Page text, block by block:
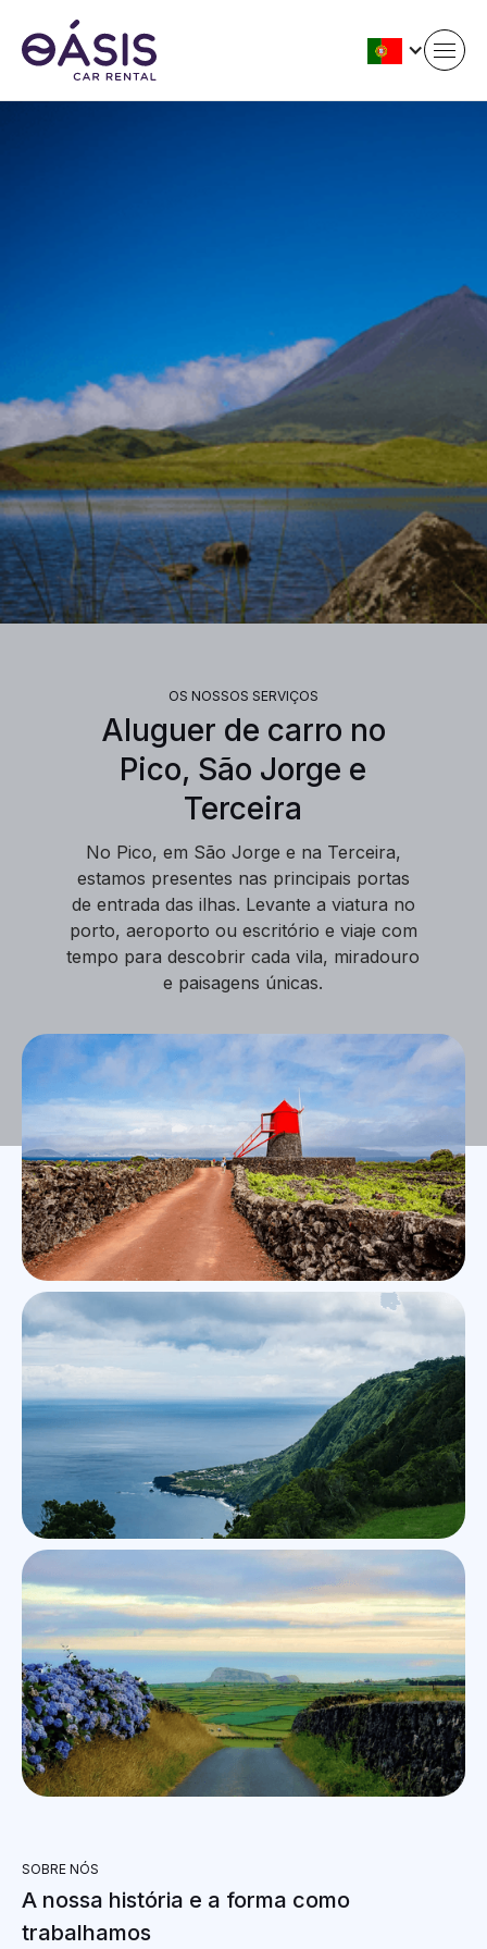
OS NOSSOS SERVIÇOS
Aluguer de carro no
Pico, São Jorge e
Terceira
No Pico, em São Jorge e na Terceira,
estamos presentes nas principais portas
de entrada das ilhas. Levante a viatura no
porto, aeroporto ou escritório e viaje com
tempo para descobrir cada vila, miradouro
e paisagens únicas.
Ilha do Pico
SOBRE NÓS
A nossa história e a forma como
trabalhamos